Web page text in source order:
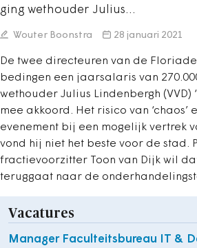
ging wethouder Julius…
Wouter Boonstra 28 januari 2021
De twee directeuren van de
bedingen een jaarsalaris van
wethouder Julius Lindenbergh (VVD)
mee akkoord. Het risico van ‘chaos’
evenement bij een mogelijk vertrek
vond hij niet het beste voor de stad.
fractievoorzitter Toon van Dijk wil
teruggaat naar de
Vacatures
Manager Faculteitsbureau IT &